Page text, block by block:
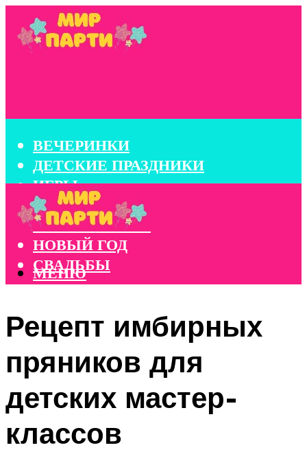
ВЕЧЕРИНКИ
ДЕТСКИЕ ПРАЗДНИКИ
ИГРЫ
КОНКУРСЫ
КОРПОРАТИВЫ
НОВЫЙ ГОД
СВАДЬБЫ
МЕНЮ
Рецепт имбирных
пряников для
детских мастер-
классов